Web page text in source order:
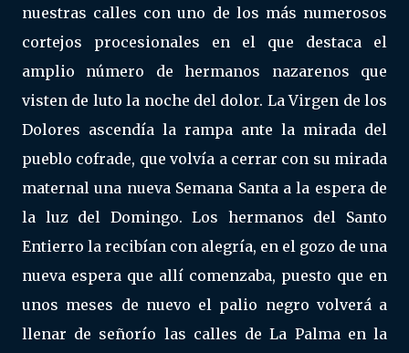
nuestras calles con uno de los más numerosos
cortejos procesionales en el que destaca el
amplio número de hermanos nazarenos que
visten de luto la noche del dolor. La Virgen de los
Dolores ascendía la rampa ante la mirada del
pueblo cofrade, que volvía a cerrar con su mirada
maternal una nueva Semana Santa a la espera de
la luz del Domingo. Los hermanos del Santo
Entierro la recibían con alegría, en el gozo de una
nueva espera que allí comenzaba, puesto que en
unos meses de nuevo el palio negro volverá a
llenar de señorío las calles de La Palma en la